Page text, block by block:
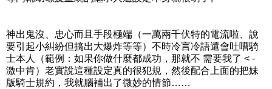
神出鬼沒、忠心而且手段極端（一萬兩千伏特的電流啦、說
要引起小糾紛但搞出大爆炸等等）不時冷言冷語還會吐嘈騎
士本人（範例：如果你做什麼都成功，那就不 需要我了 < -
激中肯）老實說這種設定真的很犯規，然後配合上面的把妹
版騎士規約，我就腦補出了微妙的情節……